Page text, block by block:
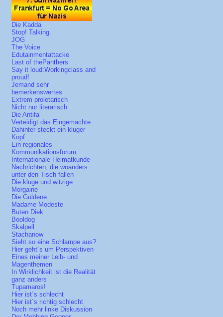
Die Kadda
Stop! Talking.
JOG
The Voice
Edutainmentattacke
Last of thePanthers
Say it loud:Workingclass and
proud!
Jemand sehr
bemerkenswertes
Extrem proletarisch
Nicht nur literarisch
Die Antifa
Verteidigt das Eingemachte
Dahinter steckt ein kluger
Kopf
Ein regionales
Kommunikationsforum
Internationale Heimatkunde
Nachrichten, die woanders
unter den Tisch fallen
Die kluge und witzige
Morgaine
Die Güldene
Madame Modeste
Buten Diek
Booldog
Skalpell
Stachanow
Sieht so eine Schlampe aus?
Hier geht´s um Perspektiven
Eines meiner Leib- und
Magenthemen
In Wirklichkeit ist die Realität
ganz anders
Tupamaros!
Hier ist´s schlecht
Hier ist´s richtig schlecht
Noch mehr linke Diskussion